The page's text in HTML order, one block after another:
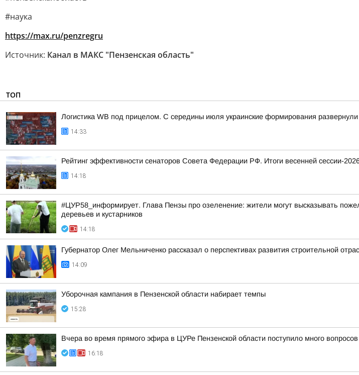
#наука
https://max.ru/penzregru
Источник: Канал в МАКС "Пензенская область"
ТОП
Логистика WB под прицелом. С середины июля украинские формирования
14:33
Рейтинг эффективности сенаторов Совета Федерации РФ. Итоги весенней сессии-
14:18
#ЦУР58_информирует. Глава Пензы про озеленение: жители могут высказывать
деревьев и кустарников
14:18
Губернатор Олег Мельниченко рассказал о перспективах развития строительной
14:09
Уборочная кампания в Пензенской области набирает темпы
15:28
Вчера во время прямого эфира в ЦУРе Пензенской области поступило много
16:18